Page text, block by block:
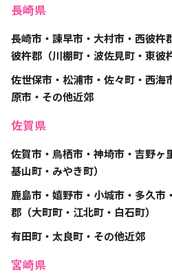
長崎県
長崎市・諫早市・大村市・西彼杵
彼杵郡（川棚町・波佐見町・東彼
佐世保市・松浦市・佐々町・西海
原市・その他近郊
佐賀県
佐賀市・鳥栖市・神埼市・吉野ヶ
基山町・みやき町）
鹿島市・嬉野市・小城市・多久市
郡（大町町・江北町・白石町）
有田町・太良町・その他近郊
宮崎県